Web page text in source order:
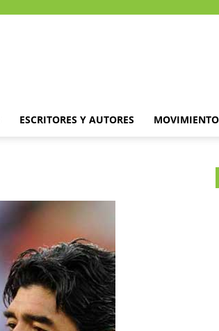
ESCRITORES Y AUTORES